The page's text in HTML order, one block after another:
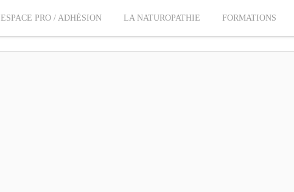
ESPACE PRO / ADHÉSION LA NATUROPATHIE FORMATIONS